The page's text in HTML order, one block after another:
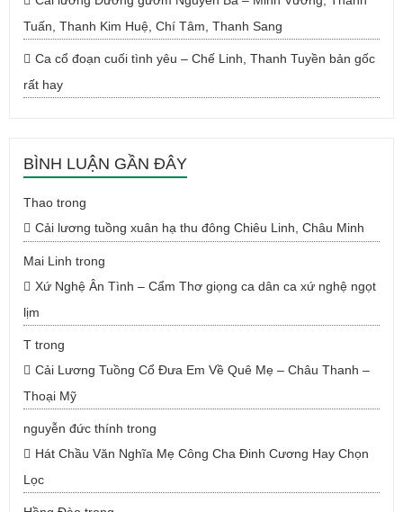
Tuấn, Thanh Kim Huệ, Chí Tâm, Thanh Sang
Ca cổ đoạn cuối tình yêu – Chế Linh, Thanh Tuyền bản gốc
rất hay
BÌNH LUẬN GẦN ĐÂY
Thao trong
Cải lương tuồng xuân hạ thu đông Chiêu Linh, Châu Minh
Mai Linh trong
Xứ Nghệ Ân Tình – Cẩm Thơ giọng ca dân ca xứ nghệ ngọt
lịm
T trong
Cải Lương Tuồng Cổ Đưa Em Về Quê Mẹ – Châu Thanh –
Thoại Mỹ
nguyễn đức thính trong
Hát Chầu Văn Nghĩa Mẹ Công Cha Đinh Cương Hay Chọn
Lọc